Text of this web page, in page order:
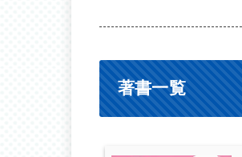
著書一覧